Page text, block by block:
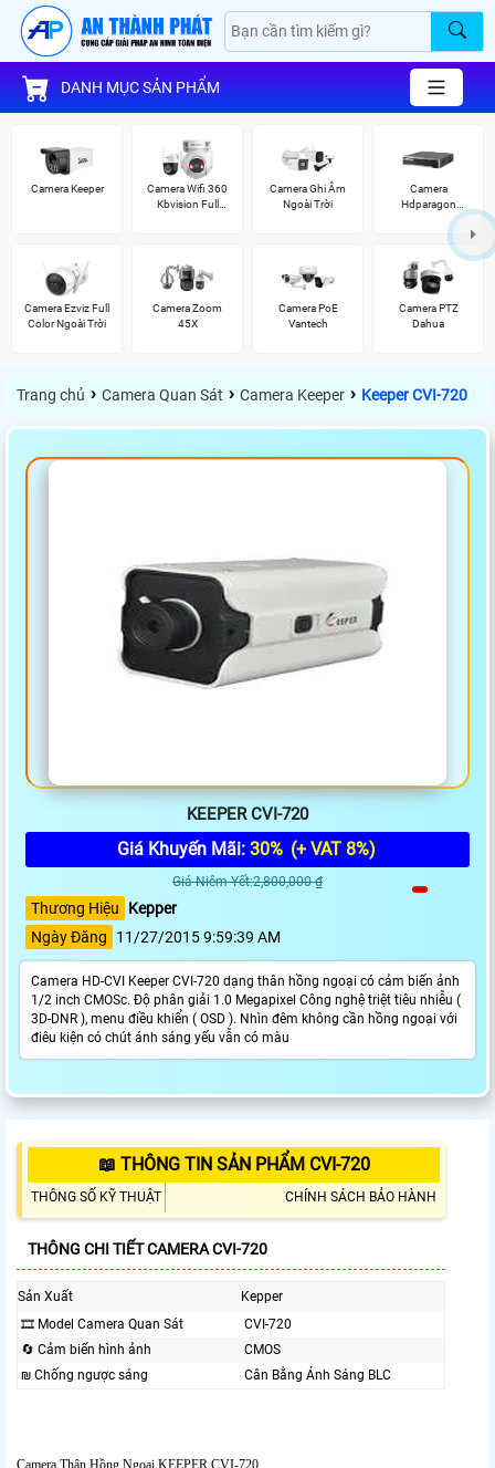
DANH MỤC SẢN PHẨM
Camera Keeper
Camera Wifi 360
Kbvision Full
Camera Ghi Âm
Ngoài Trời
Camera
Hdparagon
Camera Ezviz Full
Color Ngoài Trời
Camera Zoom
45X
Camera PoE
Vantech
Camera PTZ
Dahua
Trang chủ › Camera Quan Sát › Camera Keeper › Keeper CVI-720
KEEPER CVI-720
Giá Khuyến Mãi: 30% (+ VAT 8%)
Giá Niêm Yết:2,800,000 ₫
Thương Hiệu
Kepper
Ngày Đăng
11/27/2015 9:59:39 AM
Camera HD-CVI Keeper CVI-720 dạng thân hồng ngoại có cảm biến ảnh
1/2 inch CMOSc. Độ phân giải 1.0 Megapixel Công nghệ triệt tiêu nhiễu (
3D-DNR ), menu điều khiển ( OSD ). Nhìn đêm không cần hồng ngoại với
điêu kiện có chút ánh sáng yếu vẫn có màu
📖 THÔNG TIN SẢN PHẨM CVI-720
THÔNG SỐ KỸ THUẬT CHÍNH SÁCH BẢO HÀNH
THÔNG CHI TIẾT CAMERA CVI-720
Sản Xuất
Kepper
🎞 Model Camera Quan Sát
CVI-720
🔄 Cảm biến hình ảnh
CMOS
₪ Chống ngược sáng
Cân Bằng Ánh Sáng BLC
Camera Thân Hồng Ngoại KEEPER CVI-720